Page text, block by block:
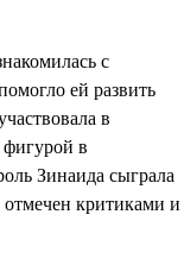
с
ей развить
в
фигурой в
Зинаида сыграла
отмечен критиками и